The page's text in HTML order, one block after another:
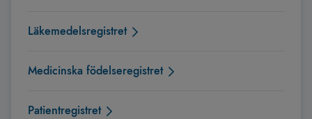
Läkemedelsregistret
Medicinska födelseregistret
Patientregistret